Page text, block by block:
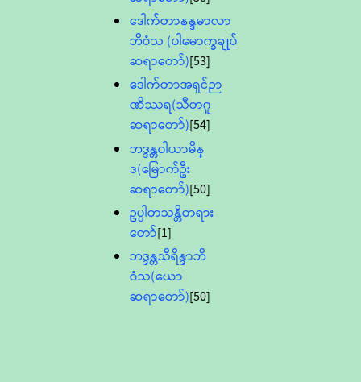
ဒေါက်တာနန္ဒမာလာ
ဘိဝံသ (ပါမောက္ခချုပ်
ဆရာတော်)[53]
ဒေါက်တာအရှင်ဉာ
ဏိဿရ(သီတဂူ
ဆရာတော်)[54]
ဘဒ္ဒန္တဝါယာမိန္
ဒ(မြောက်ဦး
ဆရာတော်)[50]
ဥပ္ပါတသန္တိတရား
တော်[1]
ဘဒ္ဒန္တသီရိန္ဒာဘိ
ဝံသ(ယော
ဆရာတော်)[50]